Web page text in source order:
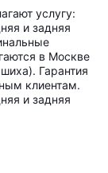
услугу:
и задняя
в Москве
Гарантия
клиентам.
и задняя